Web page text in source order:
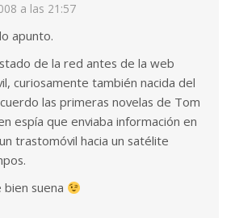
a las 21:57
apunto.
de la red antes de la web
curiosamente también nacida del
las primeras novelas de Tom
espía que enviaba información en
trastomóvil hacia un satélite
suena